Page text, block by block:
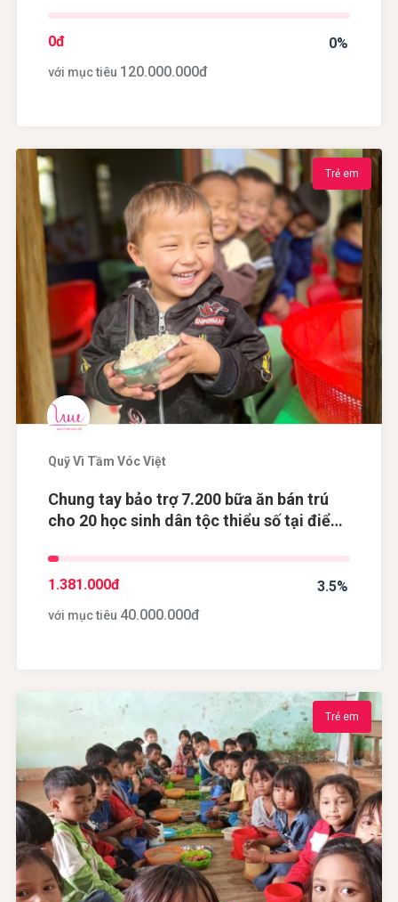
0%
0đ
với mục tiêu 120.000.000đ
Trẻ em
Quỹ Vì Tầm Vóc Việt
Chung tay bảo trợ 7.200 bữa ăn bán trú
cho 20 học sinh dân tộc thiểu số tại điểm
3.5%
1.381.000đ
với mục tiêu 40.000.000đ
Trẻ em